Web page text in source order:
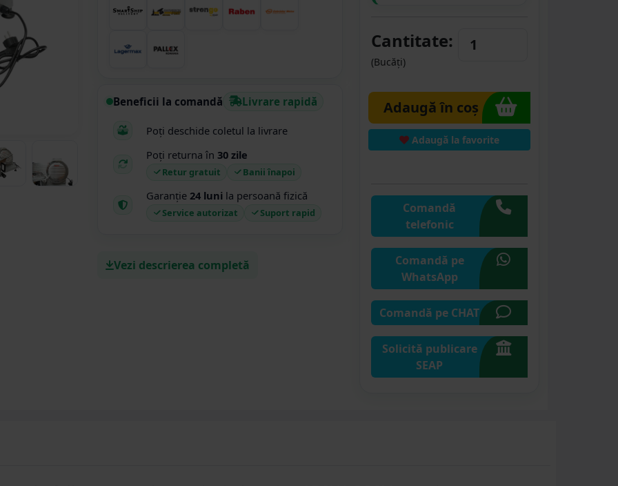
Beneficii la comandă Livrare rapidă
Poți deschide coletul la livrare
Poți returna în 30 zile
Retur gratuit Banii înapoi
Garanție 24 luni la persoană fizică
Service autorizat Suport rapid
Vezi descrierea completă
Cantitate:
(Bucăți)
Adaugă în coș
Adaugă la favorite
Comandă
telefonic
Comandă pe
WhatsApp
Comandă pe CHAT
Solicită publicare
SEAP